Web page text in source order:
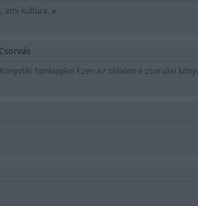
ami kultúra. »
honlapján! Ezen az oldalon a csorvási